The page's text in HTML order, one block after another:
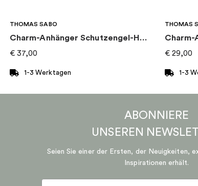
THOMAS SABO
Charm-Anhänger Schutzengel-Herz
€ 37,00
1-3 Werktagen
THOMAS
Charm-
€ 29,00
1-3
ABONNIERE
UNSEREN
Seien Sie einer der Ersten, der Neuigkeiten,
Inspirationen erhält.